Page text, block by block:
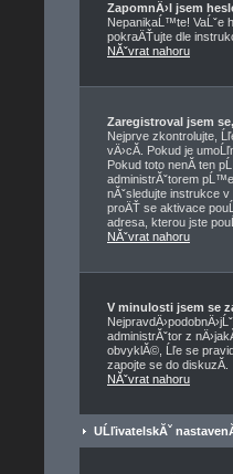
ZapomnÄ›l jsem
NepanikaĹ™te! VaĹˇe
pokraÄŤujte dle
NĂˇvrat nahoru
Zaregistroval jsem
Nejprve zkontrolujte,
vÄ›cĂ­. Pokud je
Pokud toto nenĂ­ ten
administrĂˇtorem
nĂˇsledujte instrukce
proÄŤ se aktivace
adresa, kterou jste
NĂˇvrat nahoru
V minulosti jsem se
administrĂˇtor z
obvyklĂ©, Ĺľe se
zapojte se do diskuzĂ­.
NĂˇvrat nahoru
UĹľivatelskĂˇ